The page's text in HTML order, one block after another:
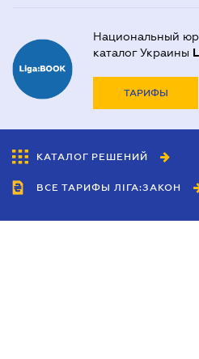
Национальный
каталог Украины
ТАРИФЫ
КАТАЛОГ РЕШЕНИЙ
ВСЕ ТАРИФЫ ЛІГА:ЗАКОН